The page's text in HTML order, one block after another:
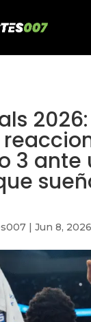
3 ante
| Jun 8, 2026